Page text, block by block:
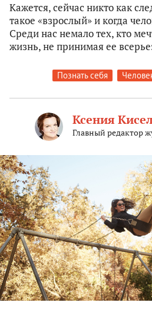
Кажется, сейчас никто как
такое «взрослый» и когда
Среди нас немало тех, кто
жизнь, не принимая ее
Познать себя
Ксения
Главный редактор